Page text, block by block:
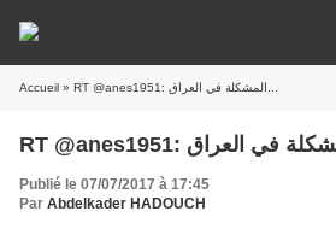
Accueil
Publié le 07/07/2017 à 17:45
Par Abdelkader HADOUCH